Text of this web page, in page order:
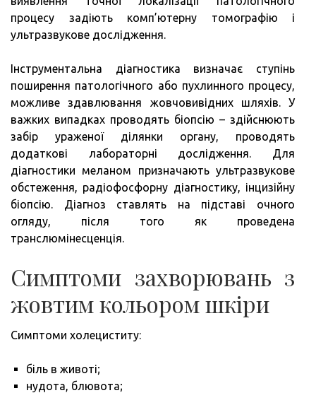
процесу задіють комп’ютерну томографію і
ультразвукове дослідження.
Інструментальна діагностика визначає ступінь
поширення патологічного або пухлинного процесу,
можливе здавлювання жовчовивідних шляхів. У
важких випадках проводять біопсію – здійснюють
забір ураженої ділянки органу, проводять
додаткові лабораторні дослідження. Для
діагностики меланом призначають ультразвукове
обстеження, радіофосфорну діагностику, інцизійну
біопсію. Діагноз ставлять на підставі очного
огляду, після того як проведена
транслюмінесценція.
Симптоми захворювань з
жовтим кольором шкіри
Симптоми холециститу:
біль в животі;
нудота, блювота;